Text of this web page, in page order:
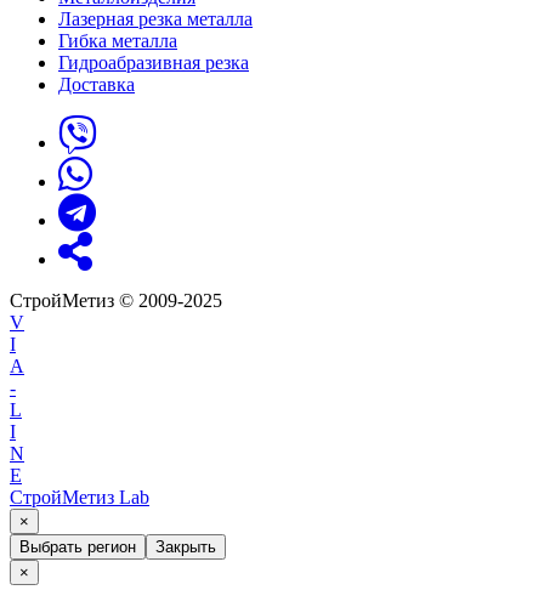
Лазерная резка металла
Гибка металла
Гидроабразивная резка
Доставка
СтройМетиз © 2009-2025
V
I
A
-
L
I
N
E
СтройМетиз Lab
×
Выбрать регион
Закрыть
×